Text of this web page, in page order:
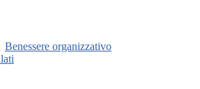
Benessere organizzativo